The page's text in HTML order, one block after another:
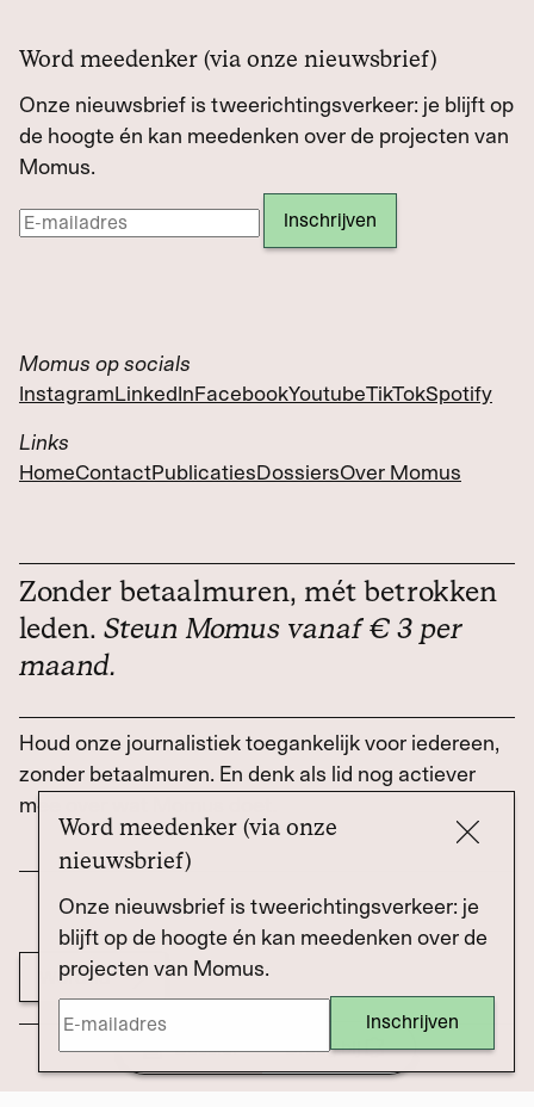
Dossier Draag bij
Word meedenker (via onze
nieuwsbrief)
Onze nieuwsbrief is tweerichtingsverkeer: je
blijft op de hoogte én kan meedenken over de
projecten van Momus.
Zonder betaalmuren, mét betrokken
leden. Steun Momus vanaf € 3 per
maand.
Houd onze journalistiek toegankelijk voor iedereen,
zonder betaalmuren. En denk als lid nog actiever
mee over wat Momus doet.
Word lid
Word meedenker (via onze nieuwsbrief)
Onze nieuwsbrief is tweerichtingsverkeer: je blijft op
de hoogte én kan meedenken over de projecten van
Momus.
Momus op socials
InstagramLinkedInFacebookYoutubeTikTokSpotify
Links
HomeContactPublicatiesDossiersOver Momus